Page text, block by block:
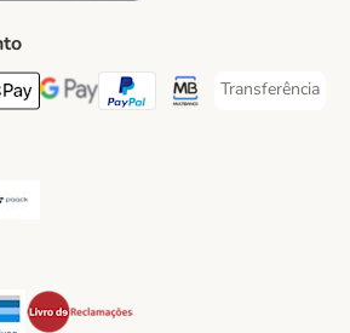
MethodPayment Method
Pay Payment Method
Google Pay Payment Method
PayPal Payment Method
Multibanco Payment
Transferência
Transferência
Shipping Method
Shipping Method
Security